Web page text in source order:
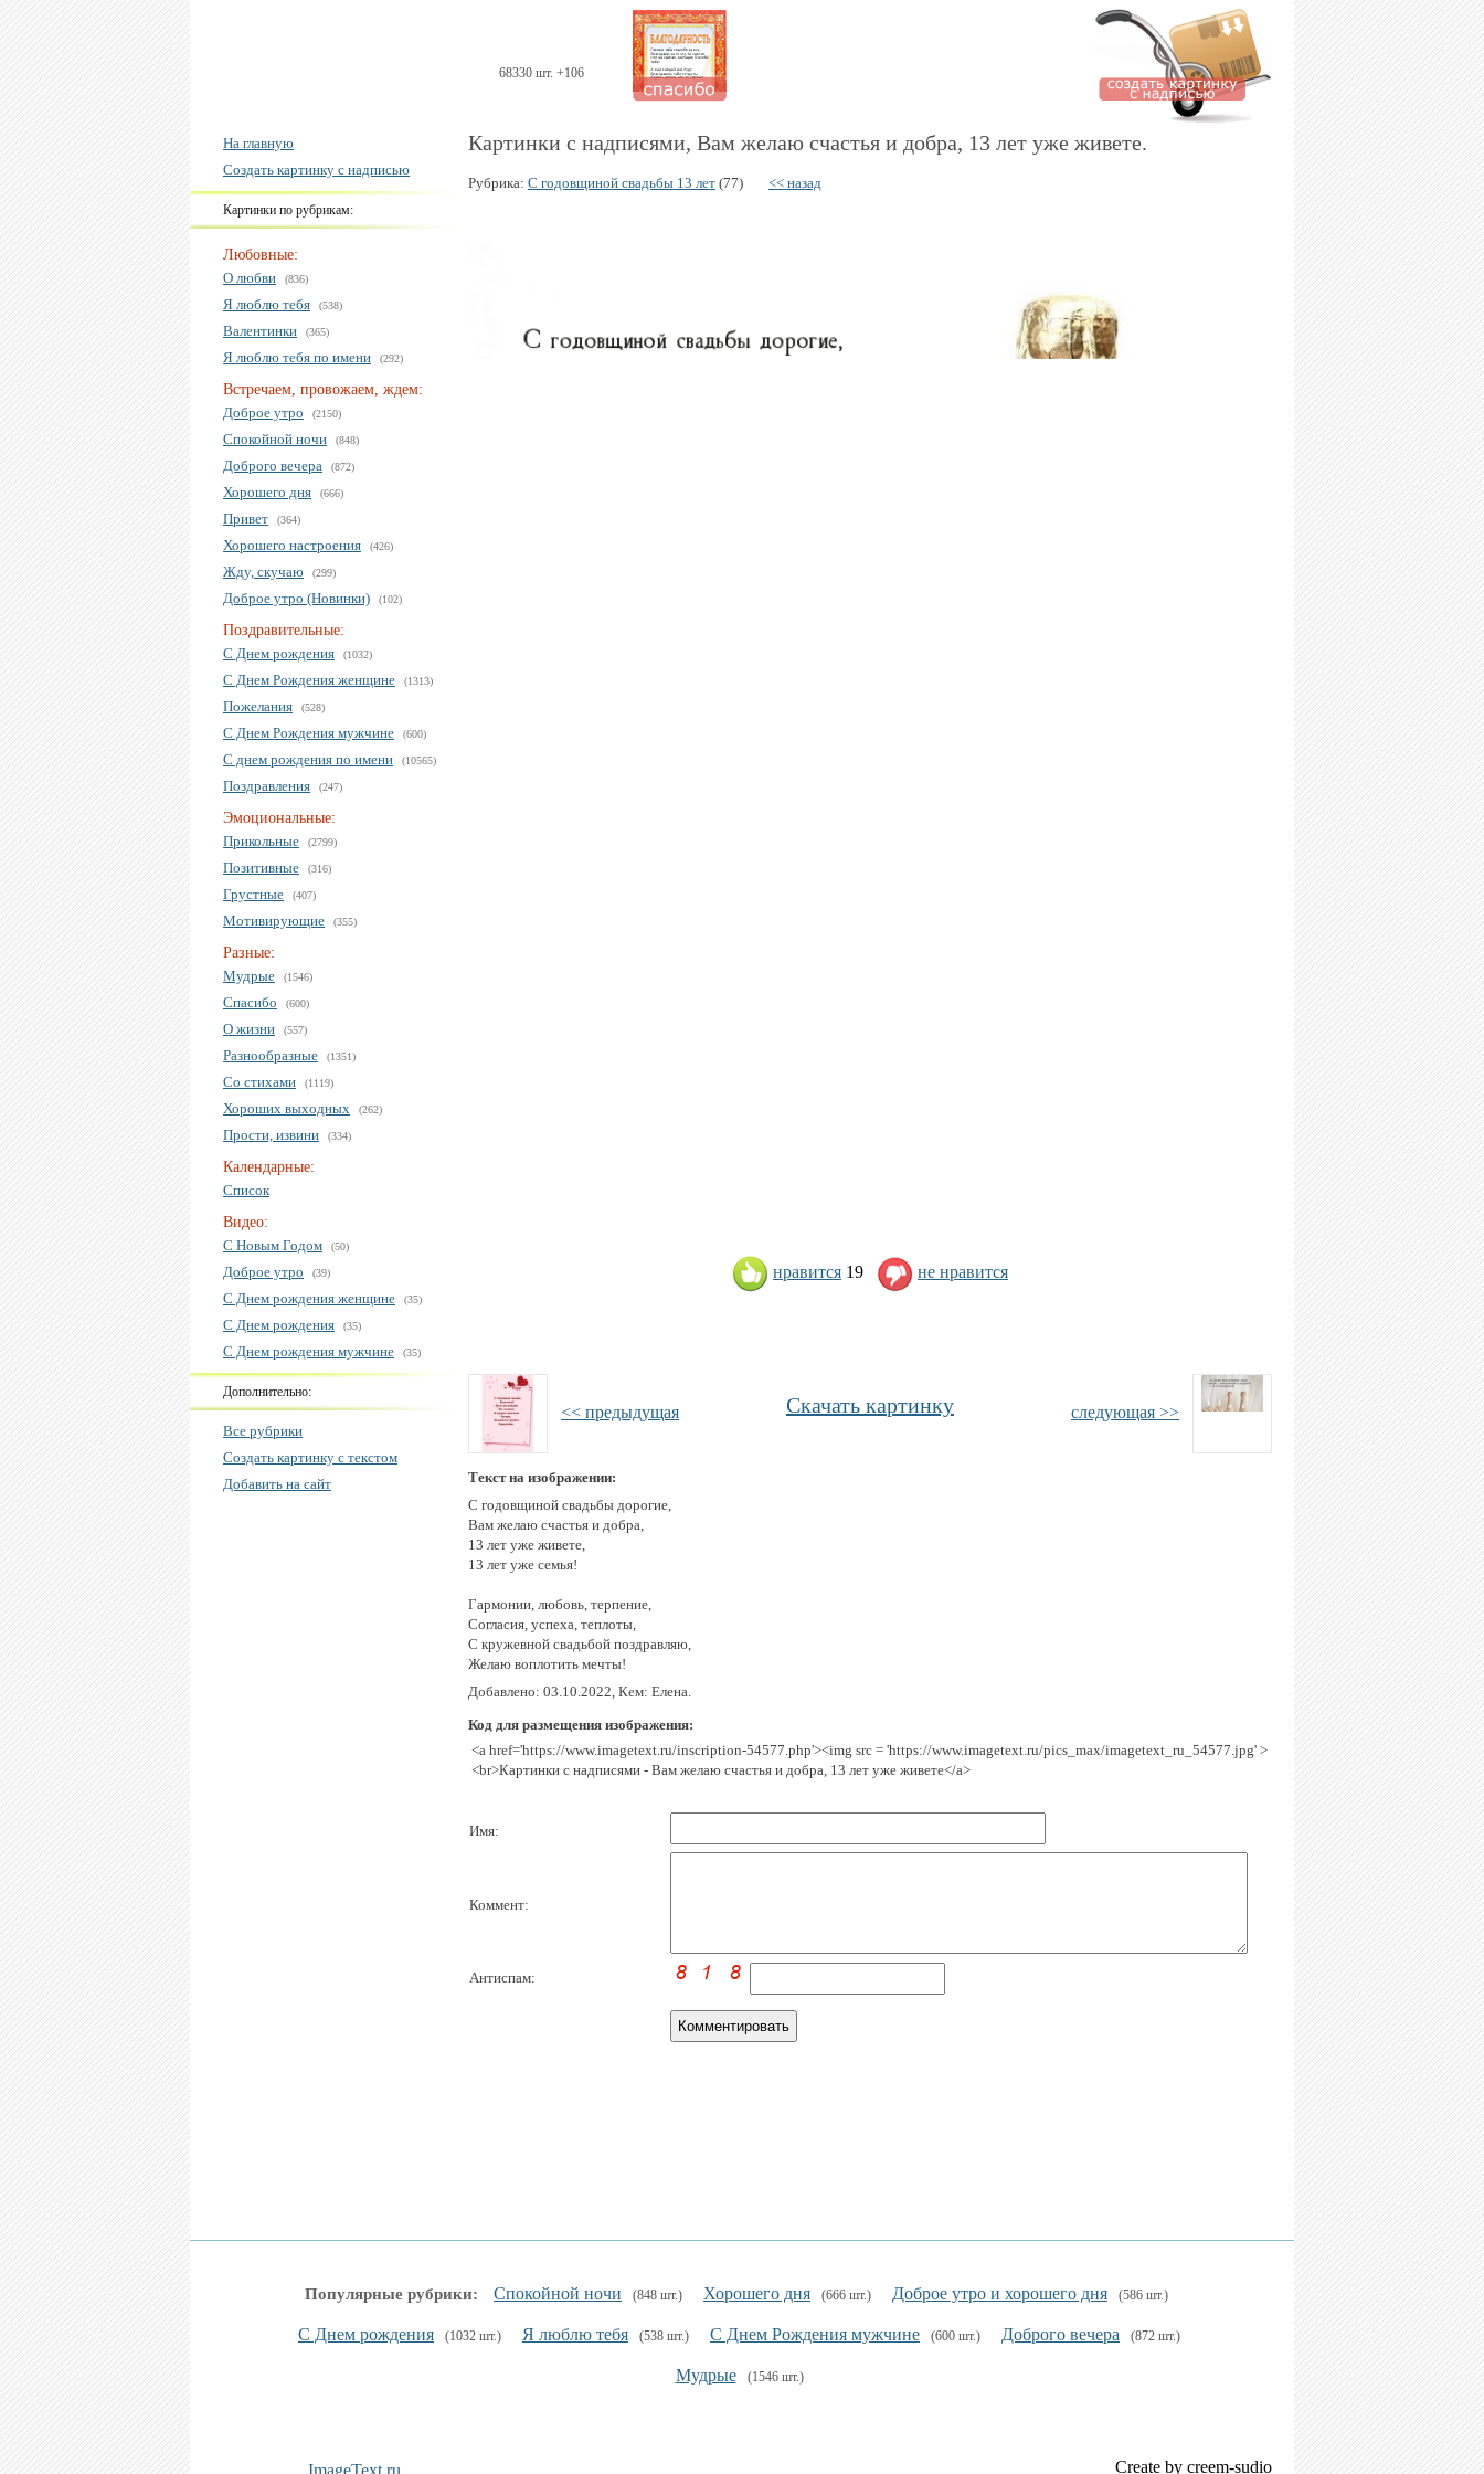
68330 шт. +106
На главную
Создать картинку с надписью
Картинки по рубрикам:
Любовные:
О любви
(836)
Я люблю тебя (538)
Валентинки (365)
Я люблю тебя по имени (292)
Встречаем, провожаем, ждем:
Доброе утро
(2150)
Спокойной ночи (848)
Доброго вечера (872)
Хорошего дня (666)
Привет (364)
Хорошего настроения (426)
Жду, скучаю (299)
Доброе утро (Новинки) (102)
Поздравительные:
С Днем рождения
(1032)
С Днем Рождения женщине (1313)
Пожелания (528)
С Днем Рождения мужчине (600)
С днем рождения по имени (10565)
Поздравления (247)
Эмоциональные:
Прикольные
(2799)
Позитивные (316)
Грустные (407)
Мотивирующие (355)
Разные:
Мудрые
(1546)
Спасибо (600)
О жизни (557)
Разнообразные (1351)
Со стихами (1119)
Хороших выходных (262)
Прости, извини (334)
Календарные:
Список
Видео:
С Новым Годом
(50)
Доброе утро (39)
С Днем рождения женщине (35)
С Днем рождения (35)
С Днем рождения мужчине (35)
Дополнительно:
Все рубрики
Создать картинку с текстом
Добавить на сайт
Картинки с надписями, Вам желаю счастья и добра, 13 лет уже живете.
Рубрика: С годовщиной свадьбы 13 лет (77) << назад
нравится 19 не нравится
<< предыдущая следующая >>
Скачать картинку
Текст на изображении:
С годовщиной свадьбы дорогие,
Вам желаю счастья и добра,
13 лет уже живете,
13 лет уже семья!
Гармонии, любовь, терпение,
Согласия, успеха, теплоты,
С кружевной свадьбой поздравляю,
Желаю воплотить мечты!
Добавлено: 03.10.2022, Кем: Елена.
Код для размещения изображения:
<a href='https://www.imagetext.ru/inscription-54577.php'><img src = 'https://www.imagetext.ru/pics_max/imagetext_ru_54577.jpg' >
<br>Картинки с надписями - Вам желаю счастья и добра, 13 лет уже живете</a>
Имя:
Коммент:
Антиспам:
Популярные рубрики: Спокойной ночи (848 шт.) Хорошего дня (666 шт.) Доброе утро и хорошего дня (586 шт.)
С Днем рождения (1032 шт.) Я люблю тебя (538 шт.) С Днем Рождения мужчине (600 шт.) Доброго вечера (872 шт.)
Мудрые (1546 шт.)
ImageText.ru Create by creem-sudio